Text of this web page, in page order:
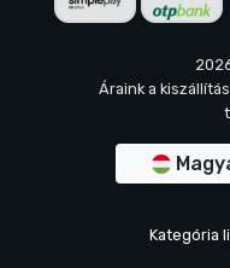
Áraink a
Kategória